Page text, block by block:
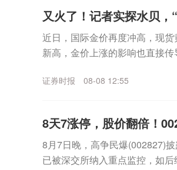
又火了！记者实探水贝
近日，国际金价再度冲高，现
新高，金价上涨的影响也直接
证券时报 08-08 12:55
8天7涨停，股价翻倍！
8月7日晚，高争民爆(002827)
已被深交所纳入重点监控，如